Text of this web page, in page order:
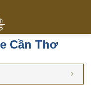
Cần Thơ